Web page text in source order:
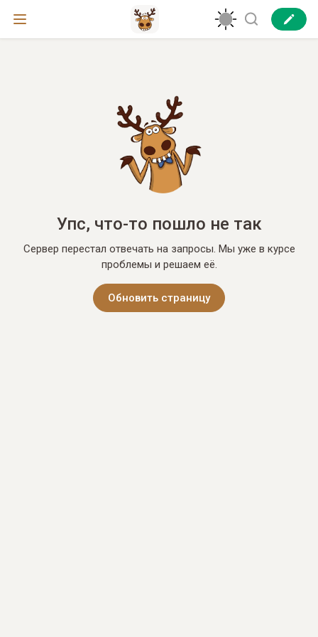
Упс, что-то пошло не так
Сервер перестал отвечать на запросы. Мы уже в курсе
проблемы и решаем её.
Обновить страницу